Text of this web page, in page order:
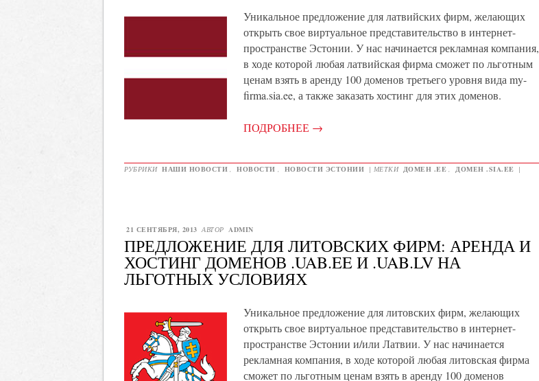
Уникальное предложение для латвийских фирм, желающих
открыть свое виртуальное представительство в интернет-
пространстве Эстонии. У нас начинается рекламная компания,
в ходе которой любая латвийская фирма сможет по льготным
ценам взять в аренду 100 доменов третьего уровня вида my-
firma.sia.ee, а также заказать хостинг для этих доменов.
ПОДРОБНЕЕ →
РУБРИКИ НАШИ НОВОСТИ , НОВОСТИ , НОВОСТИ ЭСТОНИИ | МЕТКИ ДОМЕН .EE , ДОМЕН .SIA.EE |
21 СЕНТЯБРЯ, 2013 АВТОР ADMIN
ПРЕДЛОЖЕНИЕ ДЛЯ ЛИТОВСКИХ ФИРМ: АРЕНДА И
ХОСТИНГ ДОМЕНОВ .UAB.EE И .UAB.LV НА
ЛЬГОТНЫХ УСЛОВИЯХ
Уникальное предложение для литовских фирм, желающих
открыть свое виртуальное представительство в интернет-
пространстве Эстонии и/или Латвии. У нас начинается
рекламная компания, в ходе которой любая литовская фирма
сможет по льготным ценам взять в аренду 100 доменов